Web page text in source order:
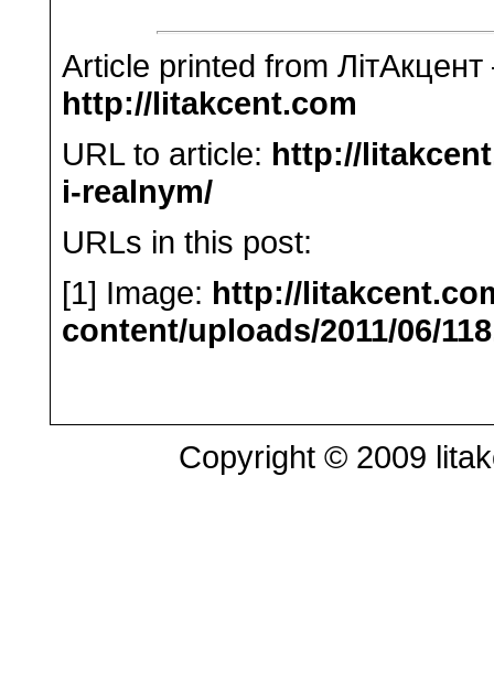
Article printed from ЛітАкцент
http://litakcent.com
URL to article: http://
i-realnym/
URLs in this post:
[1] Image: http://
content/uploads/2011/06/
Copyright © 2009